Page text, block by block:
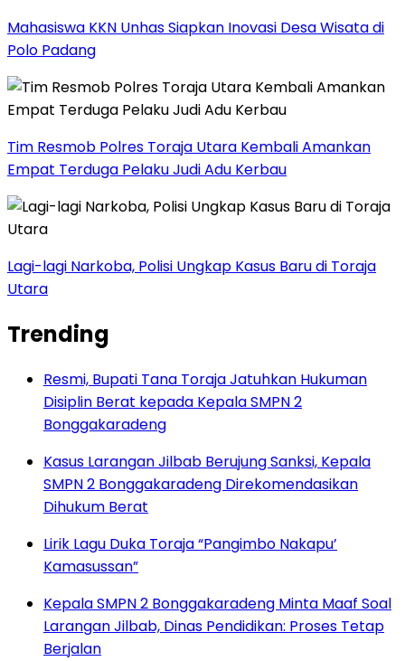
Mahasiswa KKN Unhas Siapkan Inovasi Desa Wisata di
Polo Padang
Tim Resmob Polres Toraja Utara Kembali Amankan
Empat Terduga Pelaku Judi Adu Kerbau
Lagi-lagi Narkoba, Polisi Ungkap Kasus Baru di Toraja
Utara
Trending
Resmi, Bupati Tana Toraja Jatuhkan Hukuman
Disiplin Berat kepada Kepala SMPN 2
Bonggakaradeng
Kasus Larangan Jilbab Berujung Sanksi, Kepala
SMPN 2 Bonggakaradeng Direkomendasikan
Dihukum Berat
Lirik Lagu Duka Toraja “Pangimbo Nakapu’
Kamasussan”
Kepala SMPN 2 Bonggakaradeng Minta Maaf Soal
Larangan Jilbab, Dinas Pendidikan: Proses Tetap
Berjalan